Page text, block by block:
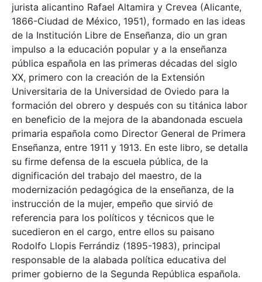
jurista alicantino Rafael Altamira y Crevea (Alicante,
1866-Ciudad de México, 1951), formado en las ideas
de la Institución Libre de Enseñanza, dio un gran
impulso a la educación popular y a la enseñanza
pública española en las primeras décadas del siglo
XX, primero con la creación de la Extensión
Universitaria de la Universidad de Oviedo para la
formación del obrero y después con su titánica labor
en beneficio de la mejora de la abandonada escuela
primaria española como Director General de Primera
Enseñanza, entre 1911 y 1913. En este libro, se detalla
su firme defensa de la escuela pública, de la
dignificación del trabajo del maestro, de la
modernización pedagógica de la enseñanza, de la
instrucción de la mujer, empeño que sirvió de
referencia para los políticos y técnicos que le
sucedieron en el cargo, entre ellos su paisano
Rodolfo Llopis Ferrándiz (1895-1983), principal
responsable de la alabada política educativa del
primer gobierno de la Segunda República española.